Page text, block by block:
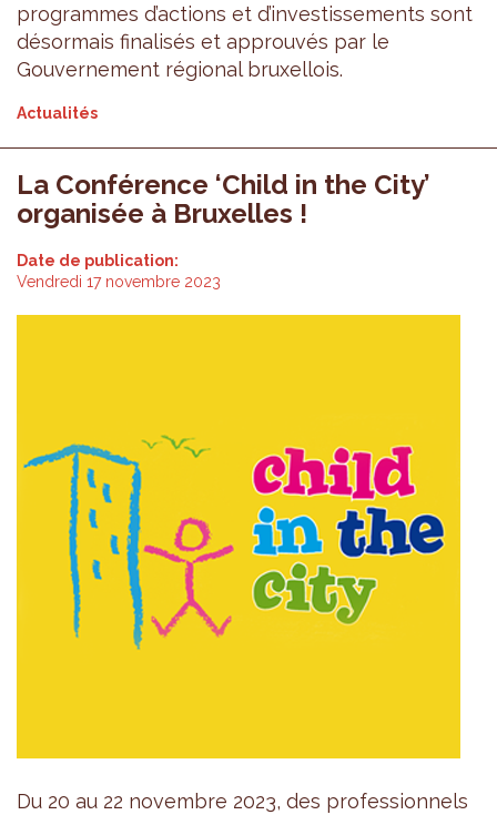
programmes d’actions et d’investissements sont
désormais finalisés et approuvés par le
Gouvernement régional bruxellois.
Actualités
La Conférence ‘Child in the City’
organisée à Bruxelles !
Date de publication:
Vendredi 17 novembre 2023
Du 20 au 22 novembre 2023, des professionnels